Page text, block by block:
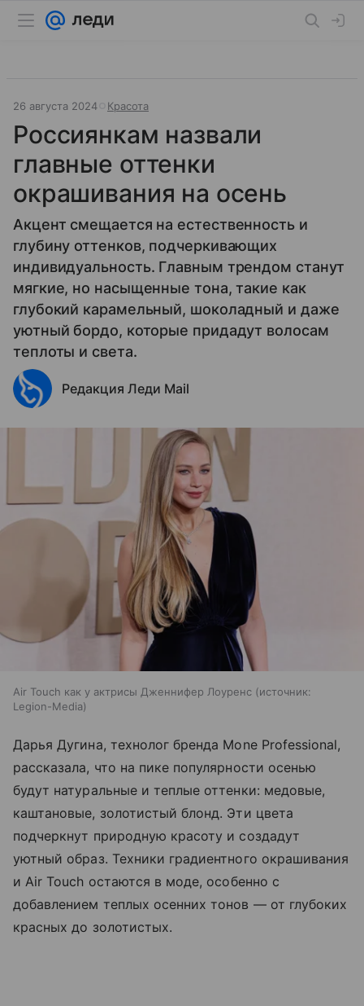
26 августа 2024 Красота
Россиянкам назвали
главные оттенки
окрашивания на осень
Акцент смещается на естественность и
глубину оттенков, подчеркивающих
индивидуальность. Главным трендом станут
мягкие, но насыщенные тона, такие как
глубокий карамельный, шоколадный и даже
уютный бордо, которые придадут волосам
теплоты и света.
Редакция Леди Mail
Air Touch как у актрисы Дженнифер Лоуренс
источник:
Legion-Media
Дарья Дугина, технолог бренда Mone Professional,
рассказала, что на пике популярности осенью
будут натуральные и теплые оттенки: медовые,
каштановые, золотистый блонд. Эти цвета
подчеркнут природную красоту и создадут
уютный образ. Техники градиентного окрашивания
и Air Touch остаются в моде, особенно с
добавлением теплых осенних тонов — от глубоких
красных до золотистых.